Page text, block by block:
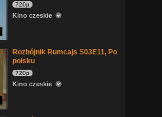
720p
Kino czeskie
Rozbójnik Rumcajs S03E11, Po
polsku
720p
Kino czeskie